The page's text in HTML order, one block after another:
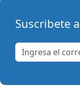
Suscribete